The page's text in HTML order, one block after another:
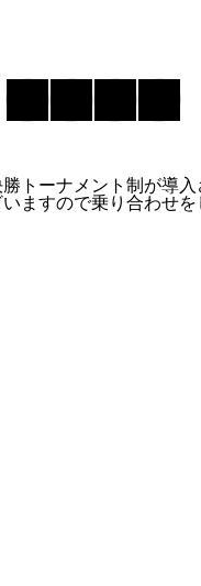
トーナメント制が導入
ますので乗り合わせ